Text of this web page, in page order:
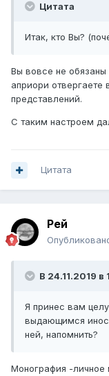
Цитата
Итак, кто Вы?
Вы вовсе не
априори
представлений.
С таким настроем
Цитата
Рей
В 24.11.2019 в
Я принес вам
выдающимся
ней, напомнить?
Монография -личное